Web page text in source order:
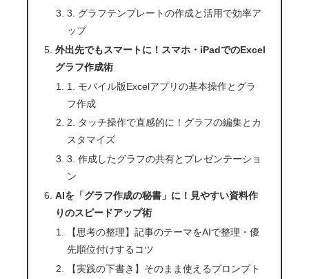
3. グラフテンプレートの作成と活用で効率ア
ップ
外出先でもスマートに！スマホ・iPadでのExcel
グラフ作成術
1. モバイル版Excelアプリの基本操作とグラ
フ作成
2. タッチ操作で直感的に！グラフの編集とカ
スタマイズ
3. 作成したグラフの共有とプレゼンテーショ
ン
AIを「グラフ作成の秘書」に！見やすい資料作
りのスピードアップ術
【思考の整理】記事のテーマをAIで整理・優
先順位付けするコツ
【実践の下書き】そのまま使えるプロンプト